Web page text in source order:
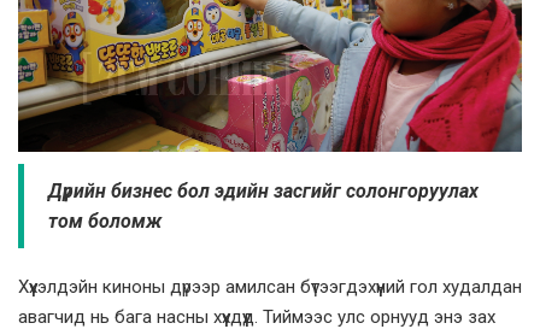
Дүрийн бизнес бол эдийн засгийг солонгоруулах
том боломж
Хүүхэлдэйн киноны дүрээр амилсан бүтээгдэхүүний гол худалдан
авагчид нь бага насны хүүхдүүд. Тиймээс улс орнууд энэ зах